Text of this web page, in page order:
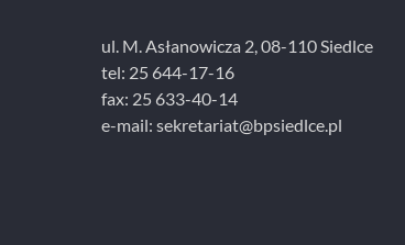
ul. M. Asłanowicza 2, 08-110 Siedlce
tel: 25 644-17-16
fax: 25 633-40-14
e-mail: sekretariat@bpsiedlce.pl